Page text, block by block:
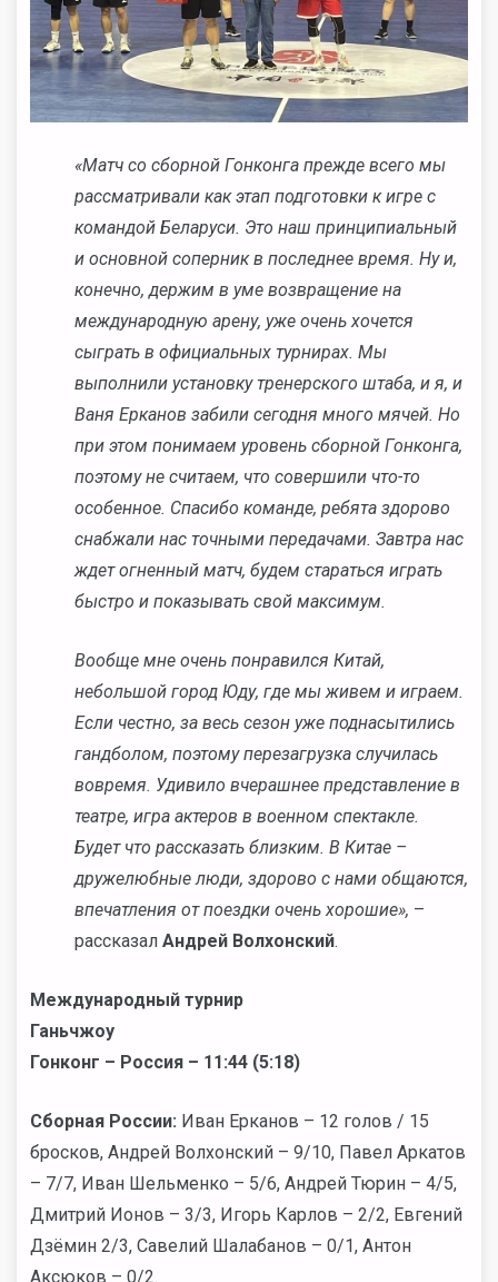
«Матч со сборной Гонконга прежде всего мы
рассматривали как этап подготовки к игре с
командой Беларуси. Это наш принципиальный
и основной соперник в последнее время. Ну и,
конечно, держим в уме возвращение на
международную арену, уже очень хочется
сыграть в официальных турнирах. Мы
выполнили установку тренерского штаба, и я, и
Ваня Ерканов забили сегодня много мячей. Но
при этом понимаем уровень сборной Гонконга,
поэтому не считаем, что совершили что-то
особенное. Спасибо команде, ребята здорово
снабжали нас точными передачами. Завтра нас
ждет огненный матч, будем стараться играть
быстро и показывать свой максимум.
Вообще мне очень понравился Китай,
небольшой город Юду, где мы живем и играем.
Если честно, за весь сезон уже поднасытились
гандболом, поэтому перезагрузка случилась
вовремя. Удивило вчерашнее представление в
театре, игра актеров в военном спектакле.
Будет что рассказать близким. В Китае –
дружелюбные люди, здорово с нами общаются,
впечатления от поездки очень хорошие», –
рассказал Андрей Волхонский.
Международный турнир
Ганьчжоу
Гонконг – Россия – 11:44 (5:18)
Сборная России: Иван Ерканов – 12 голов / 15
бросков, Андрей Волхонский – 9/10, Павел Аркатов
– 7/7, Иван Шельменко – 5/6, Андрей Тюрин – 4/5,
Дмитрий Ионов – 3/3, Игорь Карлов – 2/2, Евгений
Дзёмин 2/3, Савелий Шалабанов – 0/1, Антон
Аксюков – 0/2.